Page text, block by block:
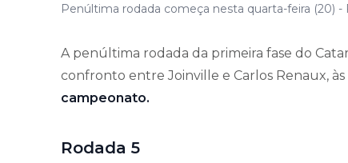
Penúltima rodada começa nesta quarta-feira (20) -
A penúltima rodada da primeira fase do
confronto entre Joinville e Carlos Renaux, às
campeonato.
Rodada 5